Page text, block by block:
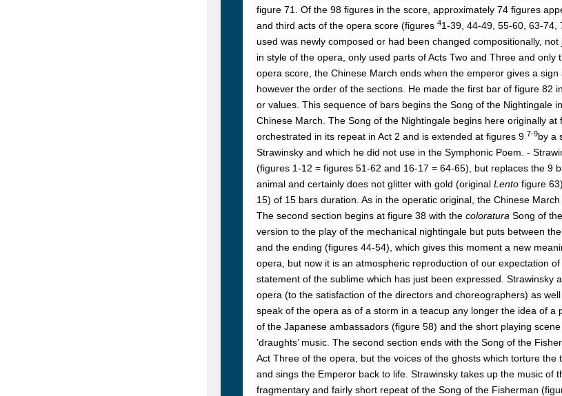
figure 71. Of the 98 figures in the score, approximately 74 figures
and third acts of the opera score (figures 41-39, 44-49, 55-60, 63-74,
used was newly composed or had been changed compositionally,
in style of the opera, only used parts of Acts Two and Three and
opera score, the Chinese March ends when the emperor gives a
however the order of the sections. He made the first bar of figure 82
or values. This sequence of bars begins the Song of the Nightingale
Chinese March. The Song of the Nightingale begins here originally at
orchestrated in its repeat in Act 2 and is extended at figures 9 7-9by a
Strawinsky and which he did not use in the Symphonic Poem. -
(figures 1-12 = figures 51-62 and 16-17 = 64-65), but replaces the 9
animal and certainly does not glitter with gold (original Lento figure
15) of 15 bars duration. As in the operatic original, the Chinese
The second section begins at figure 38 with the coloratura Song of
version to the play of the mechanical nightingale but puts between
and the ending (figures 44-54), which gives this moment a new
opera, but now it is an atmospheric reproduction of our expectation
statement of the sublime which has just been expressed.
opera (to the satisfaction of the directors and choreographers) as
speak of the opera as of a storm in a teacup any longer the idea of
of the Japanese ambassadors (figure 58) and the short playing
’draughts’ music. The second section ends with the Song of the
Act Three of the opera, but the voices of the ghosts which torture
and sings the Emperor back to life. Strawinsky takes up the music
fragmentary and fairly short repeat of the Song of the Fisherman